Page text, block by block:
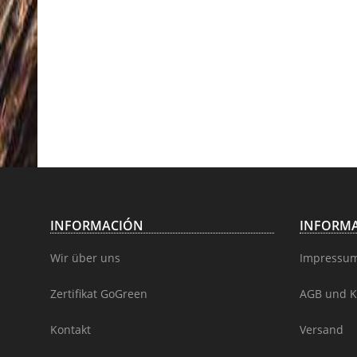
INFORMACIÓN
Wir über uns
Zertifikat GoGreen
Kontakt
AGB und
Versand